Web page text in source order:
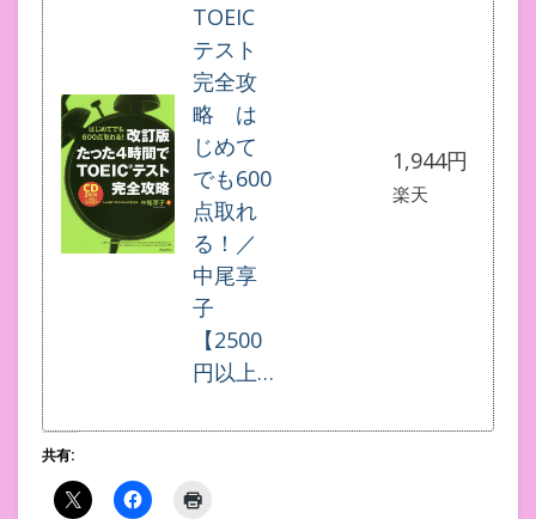
TOEIC
テスト
完全攻
略 は
じめて
でも600
点取れ
る！／
中尾享
子
【2500
円以上…
1,944円
楽天
共有: